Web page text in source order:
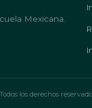
Mexicana.
los derechos